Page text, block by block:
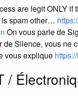
are legit ONLY if
is spam other…
On vous parle de
de Silence, vous ne
vous explique
/